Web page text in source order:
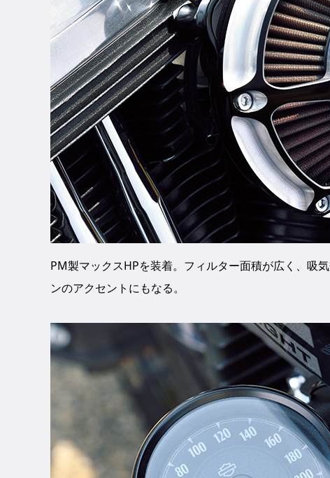
PM製マックスHPを装着。フィルター面積が広く、吸
ンのアクセントにもなる。